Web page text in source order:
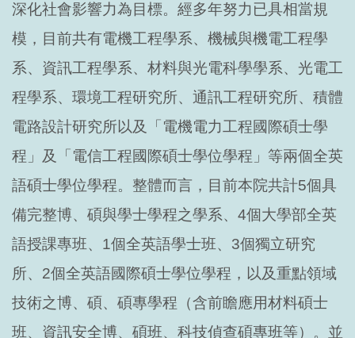
深化社會影響力為目標。經多年努力已具相當規
模，目前共有電機工程學系、機械與機電工程學
系、資訊工程學系、材料與光電科學學系、光電工
程學系、環境工程研究所、通訊工程研究所、積體
電路設計研究所以及「電機電力工程國際碩士學
程」及「電信工程國際碩士學位學程」等兩個全英
語碩士學位學程。整體而言，目前本院共計5個具
備完整博、碩與學士學程之學系、4個大學部全英
語授課專班、1個全英語學士班、3個獨立研究
所、2個全英語國際碩士學位學程，以及重點領域
技術之博、碩、碩專學程（含前瞻應用材料碩士
班、資訊安全博、碩班、科技偵查碩專班等）。並